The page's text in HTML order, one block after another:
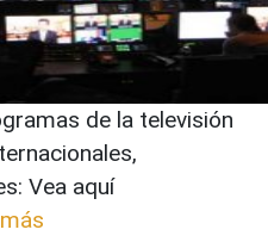
de la televisión
Vea aquí